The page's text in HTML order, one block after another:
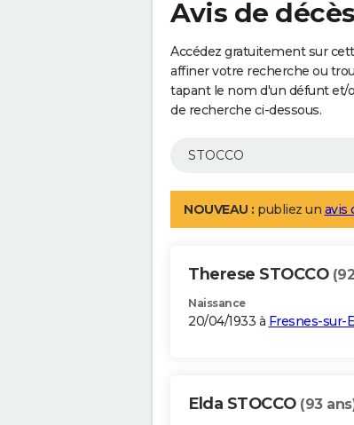
Avis de
Accédez gratuitement sur
affiner votre recherche ou
tapant le nom d'un défunt et/
de recherche ci-dessous.
NOUVEAU : publiez un avis
Therese STOCCO
Naissance
20/04/1933 à Fresnes-sur-
Elda STOCCO (93